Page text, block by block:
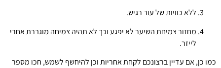
ללא כוויות של עור רגיש.
מחזור צמיחת השיער לא יפגע וכך לא תהיה צמיחה מוגברת אחרי
לייזר.
כמו כן, אם עדיין ברצונכם לקחת אחריות וכן להיחשף לשמש, חכו מספר